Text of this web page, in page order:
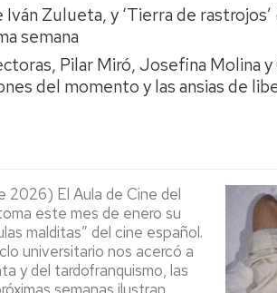
Español
lengua
Extranjera
el
Campus
de
Huesca
Vicerrectorado
Servicio
de
Orientación
Cultura,
Comunicación
e
Imagen
Actividades
Culturales
Comunicación
e
imagen
Actividades
Calidad
Iván Zulueta, y ‘Tierra de
semana
Pilar Miró, Josefina Molina
del momento y las ansias de
2026) El Aula de Cine del
este mes de enero su
malditas” del cine español.
universitario nos acercó a
y del tardofranquismo, las